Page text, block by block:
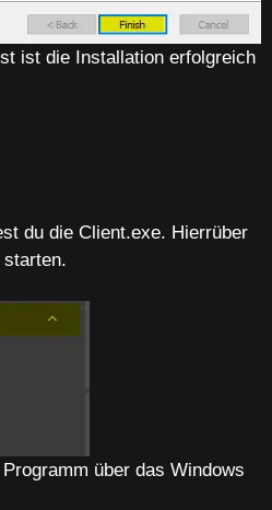
ist die Installation erfolgreich
du die Client.exe. Hierrüber
über das Windows